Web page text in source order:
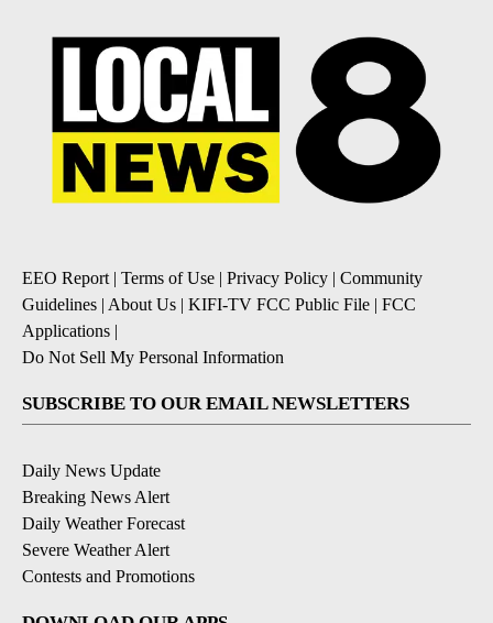
EEO Report | Terms of Use | Privacy Policy | Community
Guidelines | About Us | KIFI-TV FCC Public File | FCC
Applications |
Do Not Sell My Personal Information
SUBSCRIBE TO OUR EMAIL NEWSLETTERS
Daily News Update
Breaking News Alert
Daily Weather Forecast
Severe Weather Alert
Contests and Promotions